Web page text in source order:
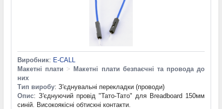
Виробник: E-CALL
Макетні плати > Макетні плати безпаєчні та провода до
них
Тип виробу: З'єднувальні перекладки (проводи)
Опис: З'єднуючий провід "Тато-Тато" для Breadboard 150мм
синій. Високоякісні обтискні контакти.